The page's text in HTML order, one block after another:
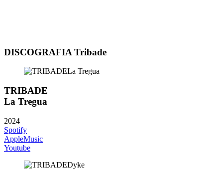
DISCOGRAFIA Tribade
TRIBADE
La Tregua
2024
Spotify
AppleMusic
Youtube